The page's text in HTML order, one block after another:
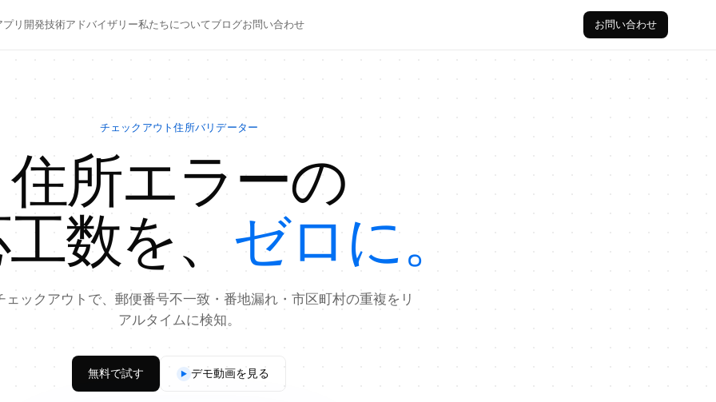
リ開発技術アドバイザリー私たちについてブログお問い合わせ お問い合わせ
チェックアウト住所バリデーター
住所エラーの
数を、 ゼロに。
ックアウトで、郵便番号不一致・番地漏れ・市区町村の重複をリ
アルタイムに検知。
無料で試す ▶ デモ動画を見る